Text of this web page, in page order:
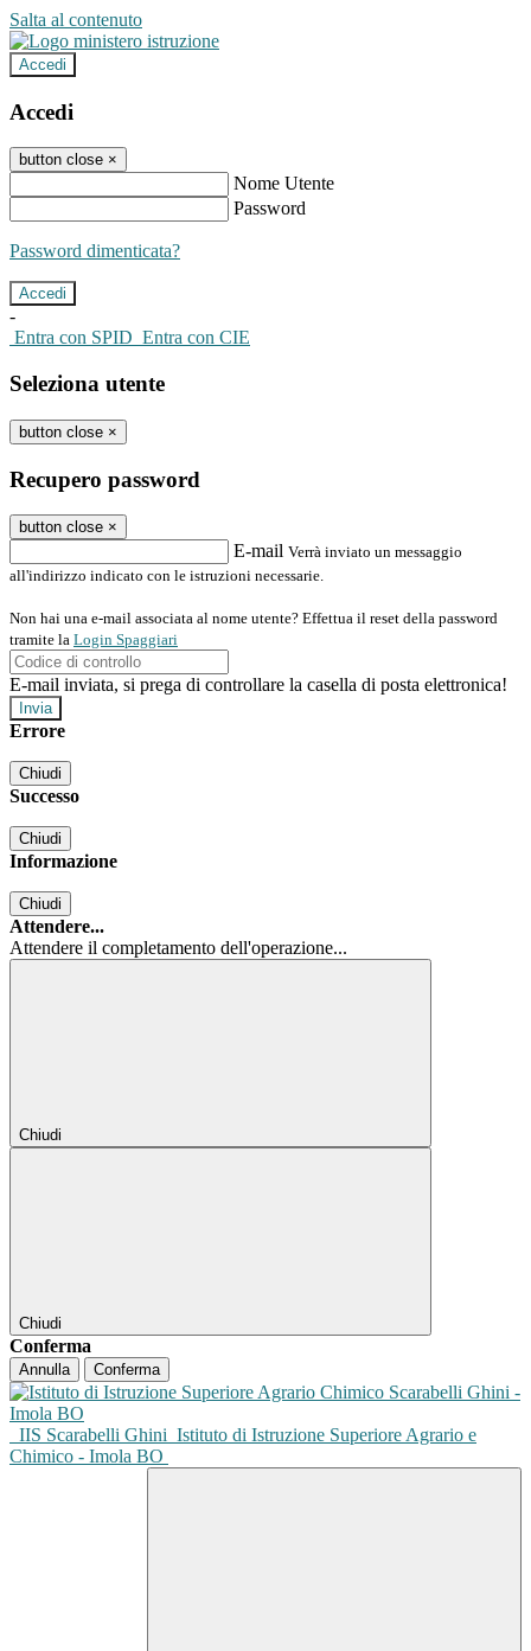
Salta al contenuto
Accedi
Accedi
button close ×
Nome Utente
Password
Password dimenticata?
-
Entra con SPID Entra con CIE
Seleziona utente
button close ×
Recupero password
button close ×
E-mail Verrà inviato un messaggio
all'indirizzo indicato con le istruzioni necessarie.
Non hai una e-mail associata al nome utente? Effettua il reset della password
tramite la Login Spaggiari
E-mail inviata, si prega di controllare la casella di posta elettronica!
Errore
Chiudi
Successo
Chiudi
Informazione
Chiudi
Attendere...
Attendere il completamento dell'operazione...
Chiudi
Chiudi
Conferma
Annulla Conferma
IIS Scarabelli Ghini Istituto di Istruzione Superiore Agrario e
Chimico - Imola BO